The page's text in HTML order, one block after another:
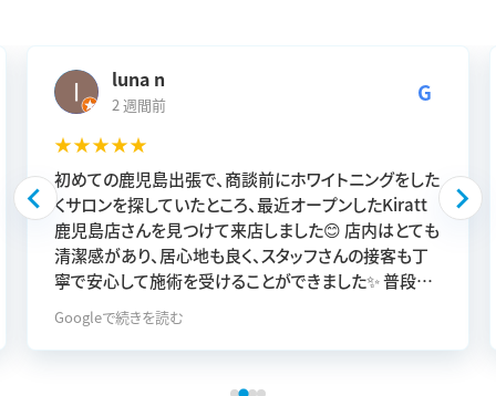
luna n
2 週間前 G
★★★★★
初めての鹿児島出張で、商談前にホワイトニングをした
くサロンを探していたところ、最近オープンしたKiratt
鹿児島店さんを見つけて来店しました😊 店内はとても
清潔感があり、居心地も良く、スタッフさんの接客も丁
寧で安心して施術を受けることができました✨ 普段か
ら定期的にホワイトニングをしていますが、セルフホワ
イトニングの中でも効果がとても高く、施術後の白さに
驚きました🦷✨ 商談前に自信を持って笑顔になれたの
で、本当に来て良かったです😊 鹿児島でホワイトニング
Googleで続きを読む